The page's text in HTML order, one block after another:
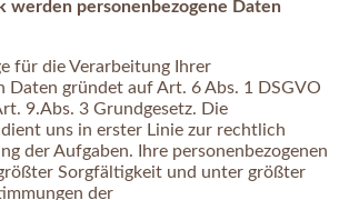
werden personenbezogene Daten
für die Verarbeitung Ihrer
Daten gründet auf Art. 6 Abs. 1 DSGVO
9.Abs. 3 Grundgesetz. Die
uns in erster Linie zur rechtlich
der Aufgaben. Ihre personenbezogenen
Sorgfältigkeit und unter größter
der